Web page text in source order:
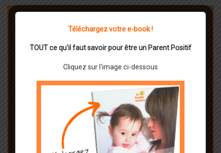
Téléchargez votre e-book !
TOUT ce qu'il faut savoir pour être un Parent Positif
Cliquez sur l'image ci-dessous